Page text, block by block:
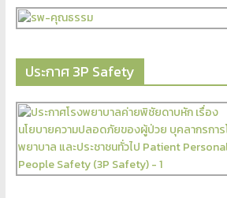
ประกาศ 3P Safety